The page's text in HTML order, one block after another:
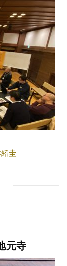
圭
元寺